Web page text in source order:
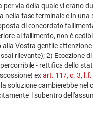
via della quale vi erano
fase terminale e in
di concordato
al fallimento, non è
Vostra gentile
rilevante); 2) Eccezione
- rettifica dello
exart. 117, c. 3, l.f.
soluzione cambierebbe
il subentro